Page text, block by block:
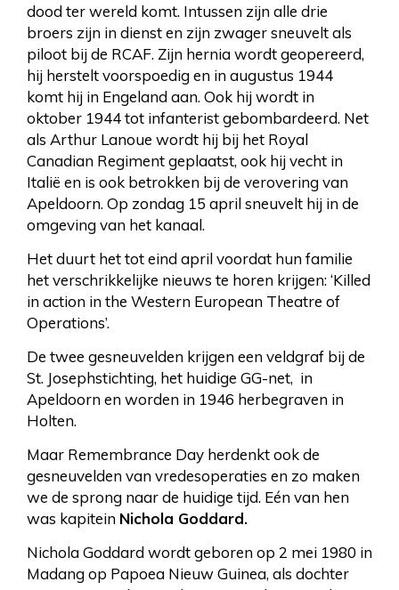
dood ter wereld komt. Intussen zijn alle drie
broers zijn in dienst en zijn zwager sneuvelt als
piloot bij de RCAF. Zijn hernia wordt geopereerd,
hij herstelt voorspoedig en in augustus 1944
komt hij in Engeland aan. Ook hij wordt in
oktober 1944 tot infanterist gebombardeerd. Net
als Arthur Lanoue wordt hij bij het Royal
Canadian Regiment geplaatst, ook hij vecht in
Italië en is ook betrokken bij de verovering van
Apeldoorn. Op zondag 15 april sneuvelt hij in de
omgeving van het kanaal.
Het duurt het tot eind april voordat hun familie
het verschrikkelijke nieuws te horen krijgen: ‘Killed
in action in the Western European Theatre of
Operations’.
De twee gesneuvelden krijgen een veldgraf bij de
St. Josephstichting, het huidige GG-net, in
Apeldoorn en worden in 1946 herbegraven in
Holten.
Maar Remembrance Day herdenkt ook de
gesneuvelden van vredesoperaties en zo maken
we de sprong naar de huidige tijd. Eén van hen
was kapitein Nichola Goddard.
Nichola Goddard wordt geboren op 2 mei 1980 in
Madang op Papoea Nieuw Guinea, als dochter